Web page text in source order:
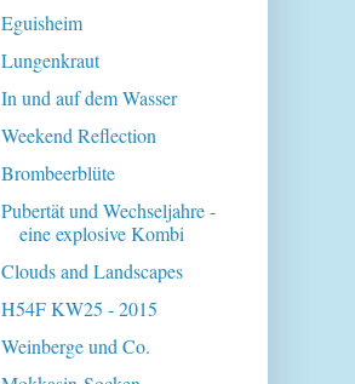
Eguisheim
Lungenkraut
In und auf dem Wasser
Weekend Reflection
Brombeerblüte
Pubertät und Wechseljahre -
eine explosive Kombi
Clouds and Landscapes
H54F KW25 - 2015
Weinberge und Co.